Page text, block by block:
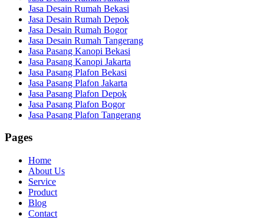
Jasa Desain Rumah Bekasi
Jasa Desain Rumah Depok
Jasa Desain Rumah Bogor
Jasa Desain Rumah Tangerang
Jasa Pasang Kanopi Bekasi
Jasa Pasang Kanopi Jakarta
Jasa Pasang Plafon Bekasi
Jasa Pasang Plafon Jakarta
Jasa Pasang Plafon Depok
Jasa Pasang Plafon Bogor
Jasa Pasang Plafon Tangerang
Pages
Home
About Us
Service
Product
Blog
Contact